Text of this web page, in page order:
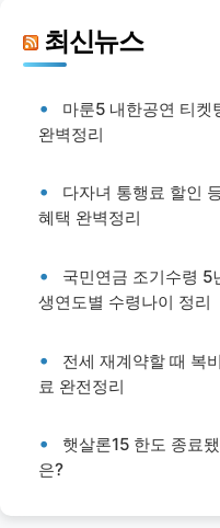
최신뉴스
마룬5 내한공연 티
완벽정리
다자녀 통행료 할인
혜택 완벽정리
국민연금 조기수령 5
생연도별 수령나이 정리
전세 재계약할 때 복
료 완전정리
햇살론15 한도 종료
은?